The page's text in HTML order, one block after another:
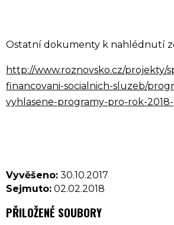
Ostatní dokumenty k nahlédnutí
http://www.roznovsko.cz/projekty/
financovani-socialnich-sluzeb/
vyhlasene-programy-pro-rok-
Vyvěšeno: 30.10.2017
Sejmuto: 02.02.2018
PŘILOŽENÉ SOUBORY